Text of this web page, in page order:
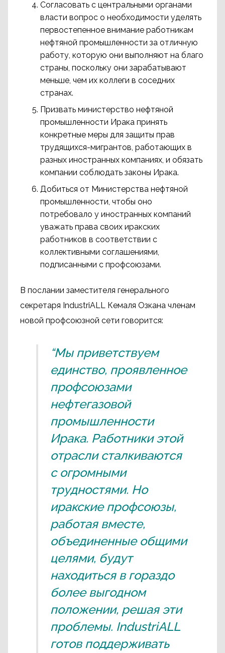
Согласовать с центральными органами
власти вопрос о необходимости уделять
первостепенное внимание работникам
нефтяной промышленности за отличную
работу, которую они выполняют на благо
страны, поскольку они зарабатывают
меньше, чем их коллеги в соседних
странах.
Призвать министерство нефтяной
промышленности Ирака принять
конкретные меры для защиты прав
трудящихся-мигрантов, работающих в
разных иностранных компаниях, и обязать
компании соблюдать законы Ирака.
Добиться от Министерства нефтяной
промышленности, чтобы оно
потребовало у иностранных компаний
уважать права своих иракских
работников в соответствии с
коллективными соглашениями,
подписанными с профсоюзами.
В послании заместителя генерального
секретаря IndustriALL Кемаля Озкана членам
новой профсоюзной сети говорится:
“Мы приветствуем
единство, проявленное
профсоюзами
нефтегазовой
промышленности
Ирака. Работники этой
отрасли сталкиваются
с огромными
трудностями. Но
иракские профсоюзы,
работая вместе,
объединенные общими
целями, будут
находиться в гораздо
более выгодном
положении, решая эти
проблемы. IndustriALL
готов поддерживать